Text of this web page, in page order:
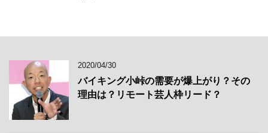
2020/04/30
バイキング小峠の需要が爆上がり？その
理由は？リモート芸人枠リード？